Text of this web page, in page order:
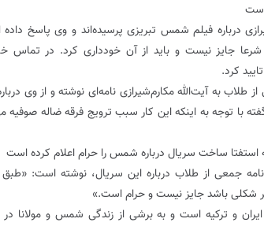
درباره فیلم شمس تبریزی پرسیده‌اند و وی پاسخ
جایز نیست و باید از آن خودداری کرد. در تماس
کرد.
۲۷ شهریورماه ۱۳۹۸جمعی از طلاب به آیت‌الله مکارم‌شیرازی نامه‌ای
با توجه به اینکه این کار سبب ترویج فرقه ضاله
استفتا ساخت سریال درباره شمس را حرام اعلام کرده است
نامه جمعی از طلاب درباره این سریال، نوشته است:
شکلی باشد جایز نیست و حرام است.»
و ترکیه است و به برشی از زندگی شمس و مولانا در